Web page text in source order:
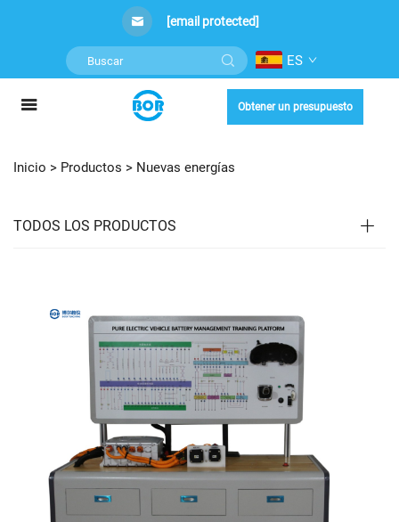
[email protected]
ES
Obtener un presupuesto
Inicio > Productos > Nuevas energías
TODOS LOS PRODUCTOS